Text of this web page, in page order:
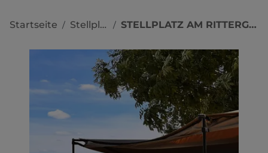
Startseite / Stellplätze / STELLPLATZ AM RITTERGUT POSITZ